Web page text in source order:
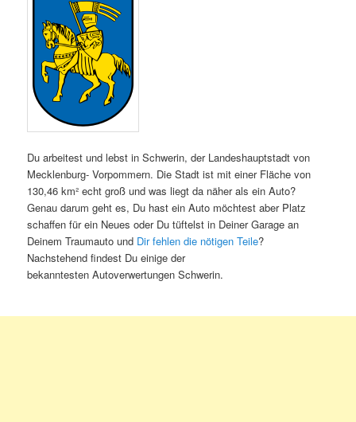
Du arbeitest und lebst in Schwerin, der Landeshauptstadt von
Mecklenburg- Vorpommern. Die Stadt ist mit einer Fläche von
130,46 km² echt groß und was liegt da näher als ein Auto?
Genau darum geht es, Du hast ein Auto möchtest aber Platz
schaffen für ein Neues oder Du tüftelst in Deiner Garage an
Deinem Traumauto und Dir fehlen die nötigen Teile?
Nachstehend findest Du einige der
bekanntesten Autoverwertungen Schwerin.